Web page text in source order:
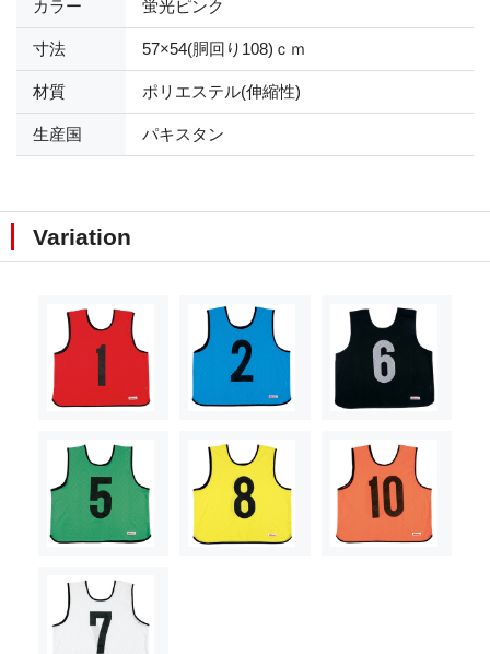
カラー 蛍光ピンク
寸法 57×54(胴回り108)ｃｍ
材質 ポリエステル(伸縮性)
生産国 パキスタン
Variation